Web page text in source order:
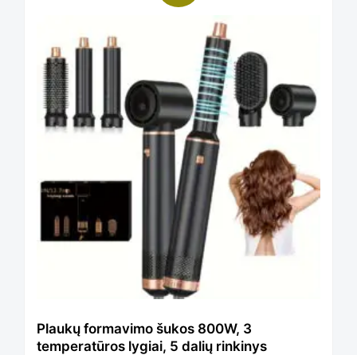
Plaukų formavimo šukos 800W, 3
temperatūros lygiai, 5 dalių rinkinys